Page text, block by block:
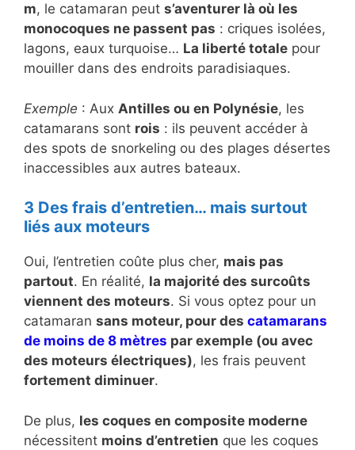
m, le catamaran peut s’aventurer là où les
monocoques ne passent pas : criques isolées,
lagons, eaux turquoise… La liberté totale pour
mouiller dans des endroits paradisiaques.
Exemple : Aux Antilles ou en Polynésie, les
catamarans sont rois : ils peuvent accéder à
des spots de snorkeling ou des plages désertes
inaccessibles aux autres bateaux.
3️ Des frais d’entretien… mais surtout
liés aux moteurs
Oui, l’entretien coûte plus cher, mais pas
partout. En réalité, la majorité des surcoûts
viennent des moteurs. Si vous optez pour un
catamaran sans moteur, pour des catamarans
de moins de 8 mètres par exemple (ou avec
des moteurs électriques), les frais peuvent
fortement diminuer.
De plus, les coques en composite moderne
nécessitent moins d’entretien que les coques